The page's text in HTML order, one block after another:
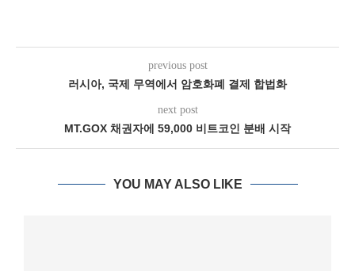
previous post
러시아, 국제 무역에서 암호화폐 결제 합법화
next post
MT.GOX 채권자에 59,000 비트코인 분배 시작
YOU MAY ALSO LIKE